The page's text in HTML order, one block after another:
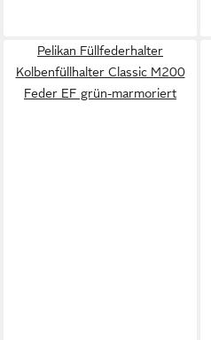
Pelikan Füllfederhalter
Kolbenfüllhalter Classic M200
Feder EF grün-marmoriert